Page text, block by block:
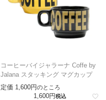
コーヒーバイジャラーナ Coffe by
Jalana スタッキング マグカップ
定価 1,600 のところ
1,600 税込